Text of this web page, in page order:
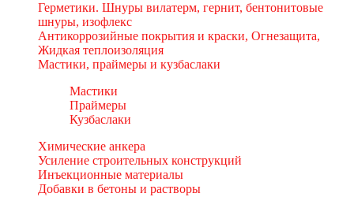
Герметики. Шнуры вилатерм, гернит, бентонитовые
шнуры, изофлекс
Антикоррозийные покрытия и краски, Огнезащита,
Жидкая теплоизоляция
Мастики, праймеры и кузбаслаки
Мастики
Праймеры
Кузбаслаки
Химические анкера
Усиление строительных конструкций
Инъекционные материалы
Добавки в бетоны и растворы